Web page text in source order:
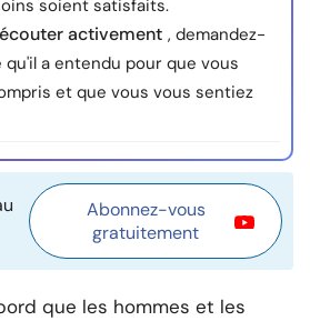
2026. Tous droits réservés.
soient satisfaits.
activement , demandez-
a entendu pour que vous
et que vous vous sentiez
Abonnez-vous
gratuitement
que les hommes et les